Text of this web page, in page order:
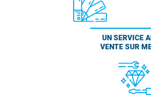
UN SERVICE
VENTE SUR